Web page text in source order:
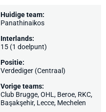
Huidige team:
Panathinaikos
Interlands:
15 (1 doelpunt)
Positie:
Verdediger (Centraal)
Vorige teams:
Club Brugge,OHL , Beroe, RKC,
Başakşehir, Lecce, Mechelen